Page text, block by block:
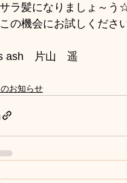
ラ髪になりましょ～
の機会にお試しくださ
ash　片山　遥
お知らせ